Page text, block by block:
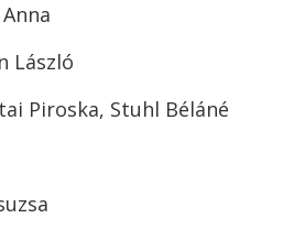
László
Piroska, Stuhl Béláné